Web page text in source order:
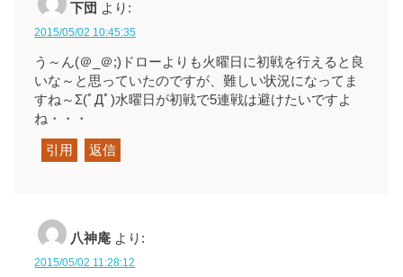
下団 より:
2015/05/02 10:45:35
う～ん(＠_＠;)ドローよりも火曜日に初戦を行えると良
いな～と思っていたのですが、難しい状況になってま
すね～Σ(ﾟДﾟ)水曜日が初戦で5連戦は避けたいですよ
ね・・・
引用 返信
八神庵 より:
2015/05/02 11:28:12